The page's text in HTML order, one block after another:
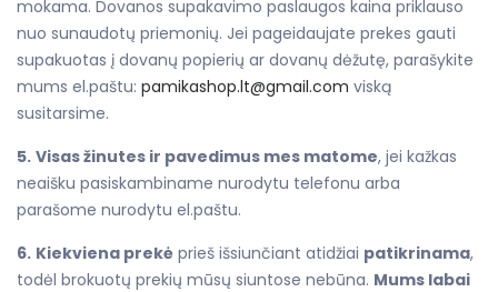
mokama. Dovanos supakavimo paslaugos kaina priklauso
nuo sunaudotų priemonių. Jei pageidaujate prekes gauti
supakuotas į dovanų popierių ar dovanų dėžutę, parašykite
mums el.paštu: pamikashop.lt@gmail.com viską
susitarsime.
5. Visas žinutes ir pavedimus mes matome, jei kažkas
neaišku pasiskambiname nurodytu telefonu arba
parašome nurodytu el.paštu.
6. Kiekviena prekė prieš išsiunčiant atidžiai patikrinama,
todėl brokuotų prekių mūsų siuntose nebūna. Mums labai